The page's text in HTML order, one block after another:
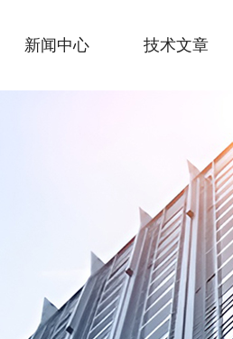
新闻中心 技术文章